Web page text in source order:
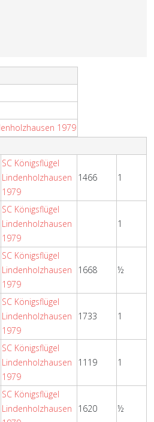
1979
SC Königsflügel
Lindenholzhausen
1979
1466 1
SC Königsflügel
Lindenholzhausen
1979
1
SC Königsflügel
Lindenholzhausen
1979
1668 ½
SC Königsflügel
Lindenholzhausen
1979
1733 1
SC Königsflügel
Lindenholzhausen
1979
1119 1
SC Königsflügel
Lindenholzhausen
1620 ½